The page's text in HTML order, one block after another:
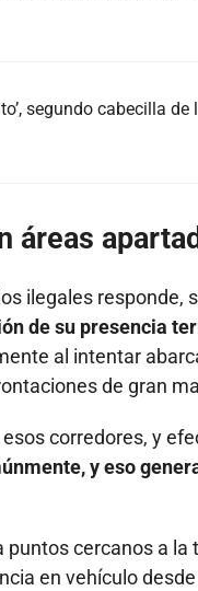
segundo cabecilla
áreas
ilegales responde,
de su presencia
al intentar
de gran
corredores, y
y eso
cercanos a
en vehículo